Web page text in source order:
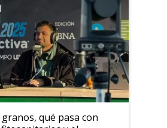
qué pasa con